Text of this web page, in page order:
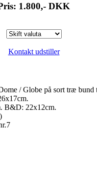
1.800,- DKK
Kontakt udstiller
/ Globe på sort træ bund
B&D: 22x12cm.